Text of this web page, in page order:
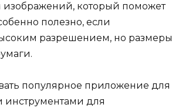
изображений, который поможет
полезно, если
разрешением, но размеры
популярное приложение для
инструментами для